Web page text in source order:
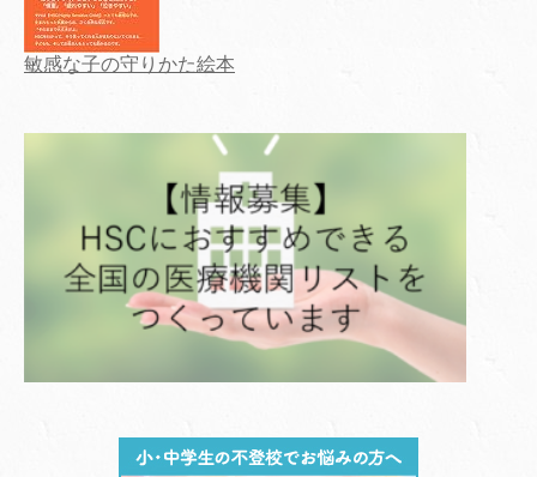
敏感な子の守りかた絵本